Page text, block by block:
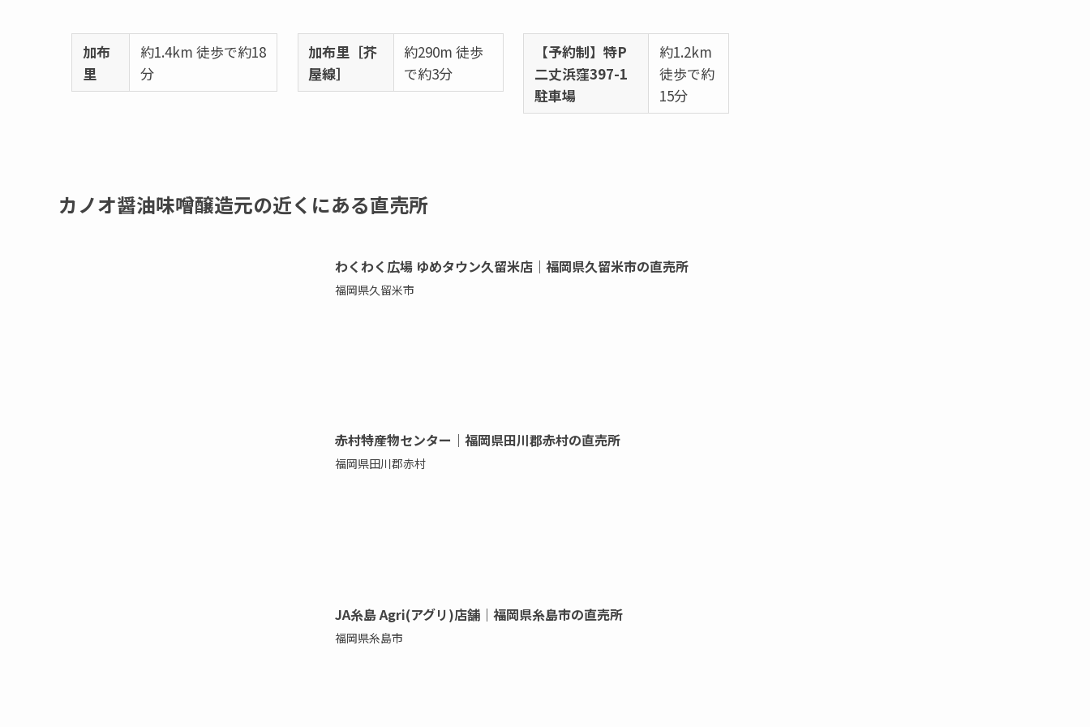
加布
里
約1.4km 徒歩で約18
分
加布里［芥
屋線］
約290m 徒歩
で約3分
【予約制】特P
二丈浜窪397-1
駐車場
約1.2km
徒歩で約
15分
カノオ醤油味噌醸造元の近くにある直売所
わくわく広場 ゆめタウン久留米店｜福岡県久留米市の直売所
福岡県久留米市
赤村特産物センター｜福岡県田川郡赤村の直売所
福岡県田川郡赤村
JA糸島 Agri(アグリ)店舗｜福岡県糸島市の直売所
福岡県糸島市